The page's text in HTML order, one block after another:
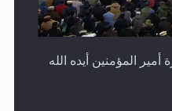
المؤمنين أيده الله